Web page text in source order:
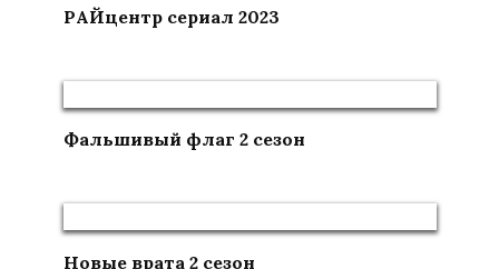
РАЙцентр сериал 2023
Фальшивый флаг 2 сезон
Новые врата 2 сезон